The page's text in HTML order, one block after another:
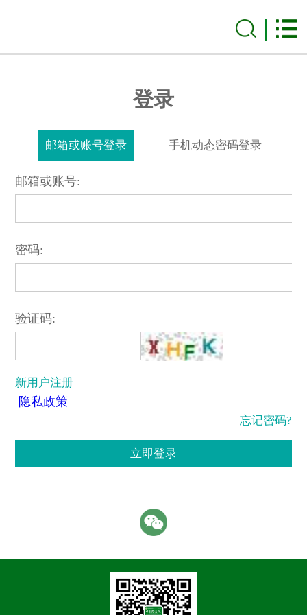
登录
邮箱或账号登录 手机动态密码登录
邮箱或账号:
密码:
验证码:
新用户注册
隐私政策
忘记密码?
立即登录